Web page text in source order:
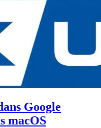
Google
macOS